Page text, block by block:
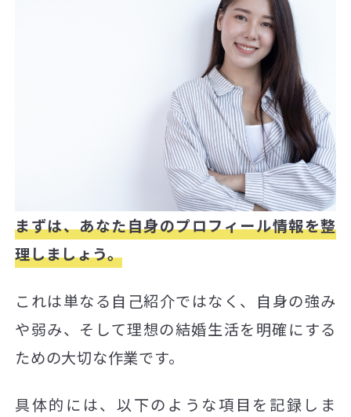
まずは、あなた自身のプロフィール情報を整
理しましょう。
これは単なる自己紹介ではなく、自身の強み
や弱み、そして理想の結婚生活を明確にする
ための大切な作業です。
具体的には、以下のような項目を記録しま